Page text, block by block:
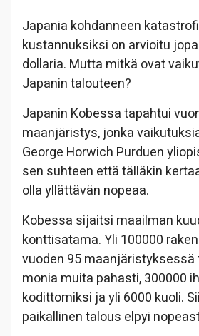
Japania kohdanneen
kustannuksiksi on arvioitu
dollaria. Mutta mitkä ovat
Japanin talouteen?
Japanin Kobessa tapahtui
maanjäristys, jonka
George Horwich Purduen
sen suhteen että tälläkin
olla yllättävän nopeaa.
Kobessa sijaitsi maailman
konttisatama.Yli 100000
vuoden 95 maanjäristyksessä
monia muita pahasti, 300000
kodittomiksi ja yli 6000 kuoli.
paikallinen talous elpyi